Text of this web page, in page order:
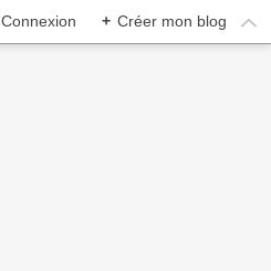
Connexion + Créer mon blog